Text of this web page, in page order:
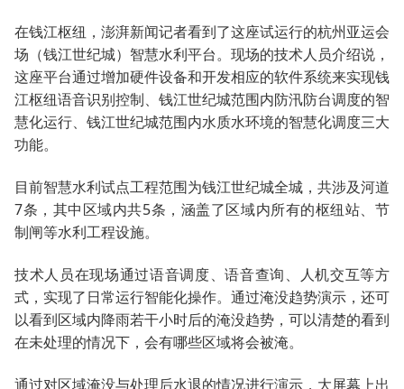
在钱江枢纽，澎湃新闻记者看到了这座试运行的杭州亚运会
场（钱江世纪城）智慧水利平台。现场的技术人员介绍说，
这座平台通过增加硬件设备和开发相应的软件系统来实现钱
江枢纽语音识别控制、钱江世纪城范围内防汛防台调度的智
慧化运行、钱江世纪城范围内水质水环境的智慧化调度三大
功能。
目前智慧水利试点工程范围为钱江世纪城全城，共涉及河道
7条，其中区域内共5条，涵盖了区域内所有的枢纽站、节
制闸等水利工程设施。
技术人员在现场通过语音调度、语音查询、人机交互等方
式，实现了日常运行智能化操作。通过淹没趋势演示，还可
以看到区域内降雨若干小时后的淹没趋势，可以清楚的看到
在未处理的情况下，会有哪些区域将会被淹。
通过对区域淹没与处理后水退的情况进行演示，大屏幕上出